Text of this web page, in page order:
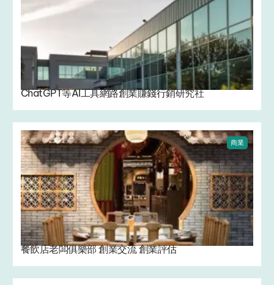
ChatGPT等AI工具網路創業賺錢行銷研究社
商業
餐飲店老闆俱樂部 創業交流 創業評估